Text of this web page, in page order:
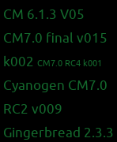
CM 6.1.3 V05
CM7.0 final v015
k002 CM7.0 RC4 k001
Cyanogen CM7.0
RC2 v009
Gingerbread 2.3.3